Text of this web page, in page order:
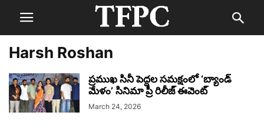
Harsh Roshan
ప్రముఖ సినీ పెద్దల సమక్షంలో ‘బ్యాండ్
మేళం’ సినిమా ప్రీ రిలీజ్ ఈవెంట్‌
March 24, 2026